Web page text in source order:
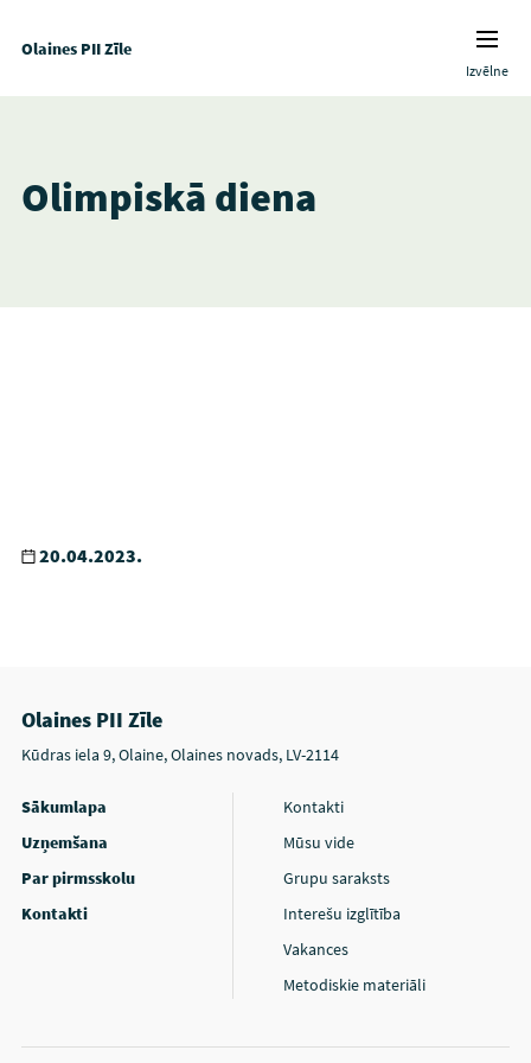
Olaines PII Zīle
Izvēlne
Olimpiskā diena
20.04.2023.
Olaines PII Zīle
Kūdras iela 9, Olaine, Olaines novads, LV-2114
Sākumlapa
Uzņemšana
Par pirmsskolu
Kontakti
Kontakti
Mūsu vide
Grupu saraksts
Interešu izglītība
Vakances
Metodiskie materiāli